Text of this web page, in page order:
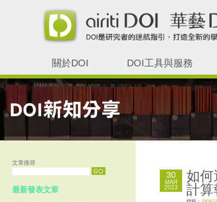
關於DOI DOI工具與服務
文章搜尋
最新發表文章
30
MAR
2023
如何
計算